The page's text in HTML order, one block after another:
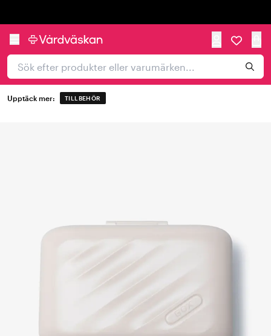
Upptäck mer: TILLBEHÖR